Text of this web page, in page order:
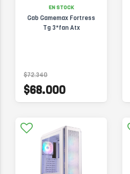
EN STOCK
Gab Gamemax Fortress
Tg 3*fan Atx
$72.340
$68.000